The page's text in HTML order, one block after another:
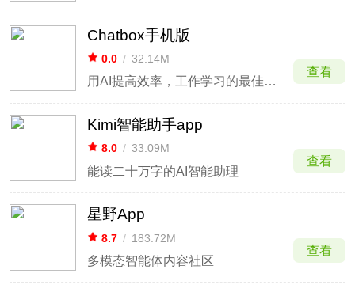
Chatbox手机版
0.0 / 32.14M
用AI提高效率，工作学习的最佳拍档
查看
Kimi智能助手app
8.0 / 33.09M
能读二十万字的AI智能助理
查看
星野App
8.7 / 183.72M
多模态智能体内容社区
查看